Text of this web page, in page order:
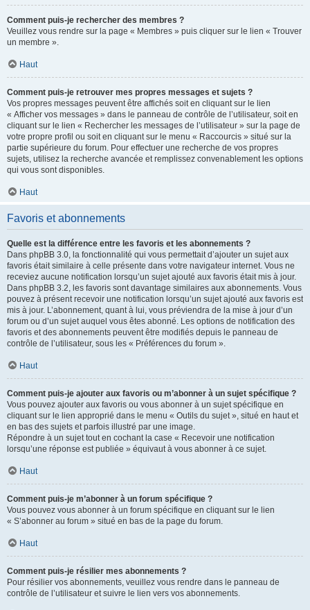
Comment puis-je rechercher des membres ?
Veuillez vous rendre sur la page « Membres » puis cliquer sur le lien « Trouver
un membre ».
Haut
Comment puis-je retrouver mes propres messages et sujets ?
Vos propres messages peuvent être affichés soit en cliquant sur le lien
« Afficher vos messages » dans le panneau de contrôle de l’utilisateur, soit en
cliquant sur le lien « Rechercher les messages de l’utilisateur » sur la page de
votre propre profil ou soit en cliquant sur le menu « Raccourcis » situé sur la
partie supérieure du forum. Pour effectuer une recherche de vos propres
sujets, utilisez la recherche avancée et remplissez convenablement les options
qui vous sont disponibles.
Haut
Favoris et abonnements
Quelle est la différence entre les favoris et les abonnements ?
Dans phpBB 3.0, la fonctionnalité qui vous permettait d’ajouter un sujet aux
favoris était similaire à celle présente dans votre navigateur internet. Vous ne
receviez aucune notification lorsqu’un sujet ajouté aux favoris était mis à jour.
Dans phpBB 3.2, les favoris sont davantage similaires aux abonnements. Vous
pouvez à présent recevoir une notification lorsqu’un sujet ajouté aux favoris est
mis à jour. L’abonnement, quant à lui, vous préviendra de la mise à jour d’un
forum ou d’un sujet auquel vous êtes abonné. Les options de notification des
favoris et des abonnements peuvent être modifiés depuis le panneau de
contrôle de l’utilisateur, sous les « Préférences du forum ».
Haut
Comment puis-je ajouter aux favoris ou m’abonner à un sujet spécifique ?
Vous pouvez ajouter aux favoris ou vous abonner à un sujet spécifique en
cliquant sur le lien approprié dans le menu « Outils du sujet », situé en haut et
en bas des sujets et parfois illustré par une image.
Répondre à un sujet tout en cochant la case « Recevoir une notification
lorsqu’une réponse est publiée » équivaut à vous abonner à ce sujet.
Haut
Comment puis-je m’abonner à un forum spécifique ?
Vous pouvez vous abonner à un forum spécifique en cliquant sur le lien
« S’abonner au forum » situé en bas de la page du forum.
Haut
Comment puis-je résilier mes abonnements ?
Pour résilier vos abonnements, veuillez vous rendre dans le panneau de
contrôle de l’utilisateur et suivre le lien vers vos abonnements.